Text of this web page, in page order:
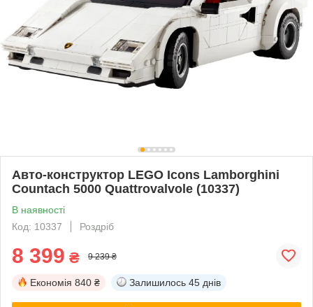
Авто-конструктор LEGO Icons Lamborghini
Countach 5000 Quattrovalvole (10337)
В наявності
Код: 10337
Роздріб
8 399 ₴ 9 239 ₴
Економія 840 ₴ Залишилось 45 днів